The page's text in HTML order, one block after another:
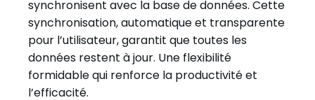
synchronisent avec la base de données. Cette
synchronisation, automatique et transparente
pour l’utilisateur, garantit que toutes les
données restent à jour. Une flexibilité
formidable qui renforce la productivité et
l’efficacité.